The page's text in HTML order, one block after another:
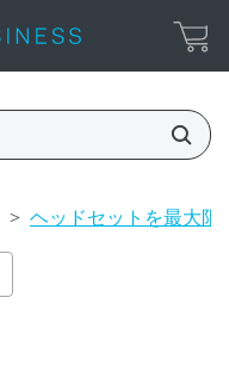
> ヘッドセットを最大限